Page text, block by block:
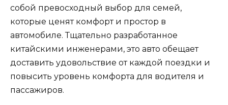
собой превосходный выбор для семей,
которые ценят комфорт и простор в
автомобиле. Тщательно разработанное
китайскими инженерами, это авто обещает
доставить удовольствие от каждой поездки и
повысить уровень комфорта для водителя и
пассажиров.